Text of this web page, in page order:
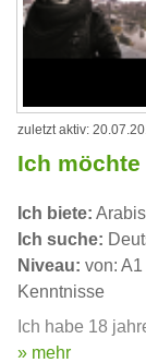
zuletzt aktiv:
Ich
Ich biete:
Ich suche:
Niveau: von:
Kenntnisse
Ich habe 18
» mehr